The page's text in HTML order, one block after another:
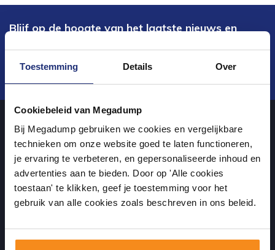
Toestemming Details Over
Cookiebeleid van Megadump
Bij Megadump gebruiken we cookies en vergelijkbare
technieken om onze website goed te laten functioneren,
je ervaring te verbeteren, en gepersonaliseerde inhoud en
advertenties aan te bieden. Door op 'Alle cookies
toestaan' te klikken, geef je toestemming voor het
gebruik van alle cookies zoals beschreven in ons beleid.
Blijf op de hoogte van het laatste nieuws en
Verstuur
Over ons
uw sanitairwinkel in Dalen waar u niet alleen in onze showroom
terecht kunt voor badkamertegels en sanitair, maar ook via de